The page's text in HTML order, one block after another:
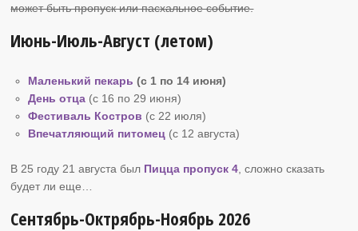
может быть пропуск или пасхальное событие.
Июнь-Июль-Август (летом)
Маленький пекарь (с 1 по 14 июня)
День отца (с 16 по 29 июня)
Фестиваль Костров (c 22 июля)
Впечатляющий питомец (c 12 августа)
В 25 году 21 августа был Пицца пропуск 4 , сложно сказать
будет ли еще…
Сентябрь-Октрябрь-Ноябрь 2026